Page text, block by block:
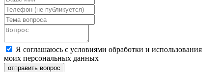
Я соглашаюсь с условиями обработки и использования
моих персональных данных
отправить вопрос